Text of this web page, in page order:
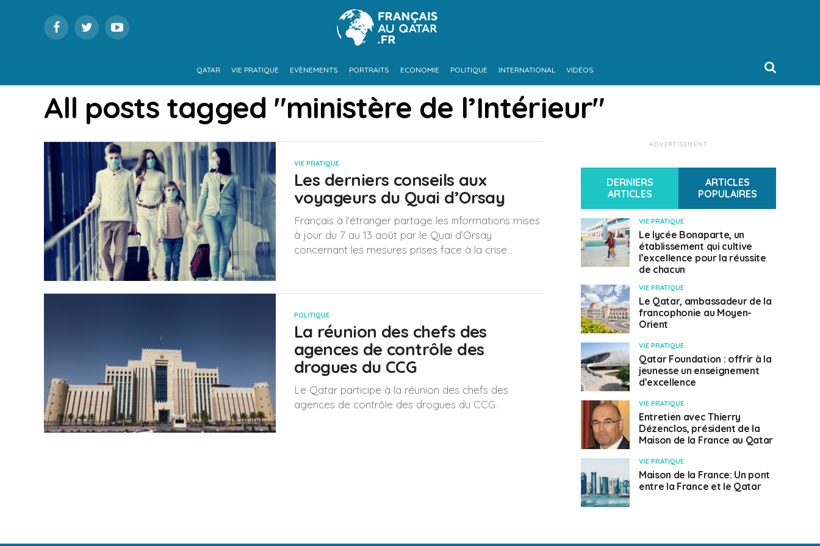
QATAR VIE PRATIQUE EVÈNEMENTS PORTRAITS ECONOMIE POLITIQUE INTERNATIONAL VIDÉOS
All posts tagged "ministère de l’Intérieur"
VIE PRATIQUE
Les derniers conseils aux
voyageurs du Quai d’Orsay
Français à l’étranger partage les informations mises
à jour du 7 au 13 août par le Quai d’Orsay
concernant les mesures prises face à la crise...
POLITIQUE
La réunion des chefs des
agences de contrôle des
drogues du CCG
Le Qatar participe à la réunion des chefs des
agences de contrôle des drogues du CCG.
ADVERTISEMENT
DERNIERS
ARTICLES
ARTICLES
POPULAIRES
VIE PRATIQUE
Le lycée Bonaparte, un
établissement qui cultive
l’excellence pour la réussite
de chacun
VIE PRATIQUE
Le Qatar, ambassadeur de la
francophonie au Moyen-
Orient
VIE PRATIQUE
Qatar Foundation : offrir à la
jeunesse un enseignement
d’excellence
VIE PRATIQUE
Entretien avec Thierry
Dézenclos, président de la
Maison de la France au Qatar
VIE PRATIQUE
Maison de la France: Un pont
entre la France et le Qatar